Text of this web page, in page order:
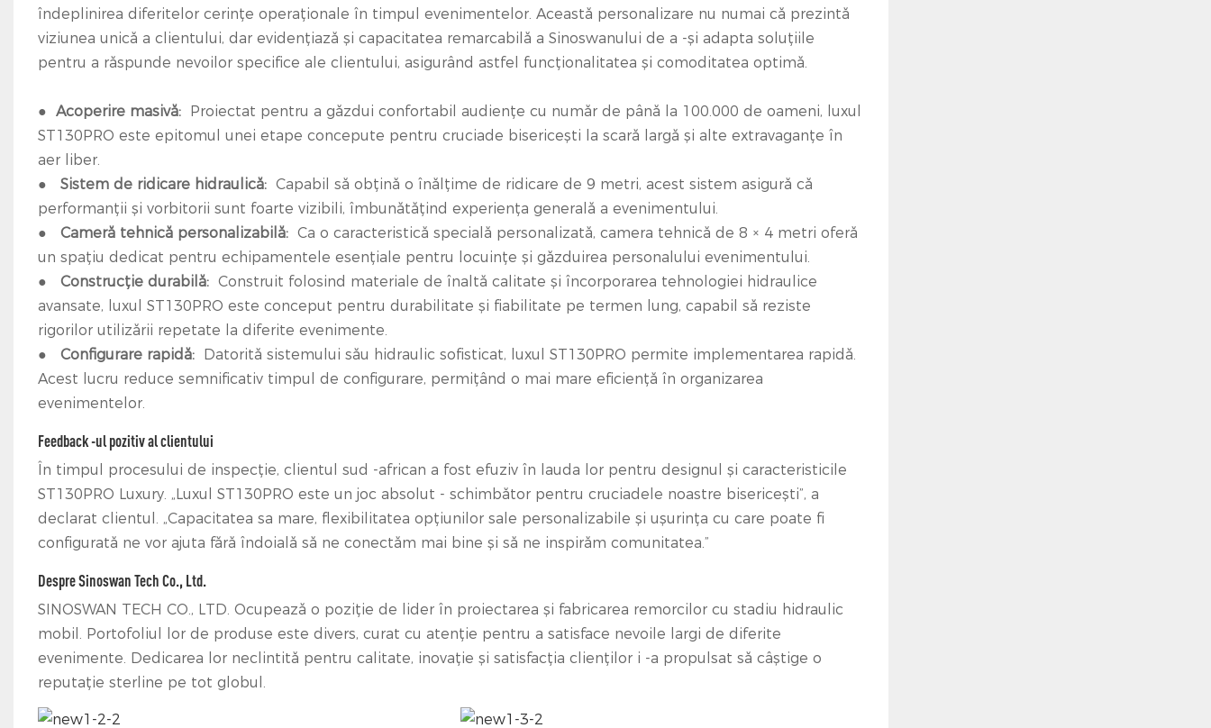
îndeplinirea diferitelor cerințe operaționale în timpul evenimentelor. Această personalizare nu numai că prezintă
viziunea unică a clientului, dar evidențiază și capacitatea remarcabilă a Sinoswanului de a -și adapta soluțiile
pentru a răspunde nevoilor specifice ale clientului, asigurând astfel funcționalitatea și comoditatea optimă.
● Acoperire masivă:
Proiectat pentru a găzdui confortabil audiențe cu număr de până la 100.000 de oameni, luxul
ST130PRO este epitomul unei etape concepute pentru cruciade bisericești la scară largă și alte extravaganțe în
aer liber.
●
Sistem de ridicare hidraulică: Capabil să obțină o înălțime de ridicare de 9 metri, acest sistem asigură că
performanții și vorbitorii sunt foarte vizibili, îmbunătățind experiența generală a evenimentului.
●
Cameră tehnică personalizabilă: Ca o caracteristică specială personalizată, camera tehnică de 8 × 4 metri oferă
un spațiu dedicat pentru echipamentele esențiale pentru locuințe și găzduirea personalului evenimentului.
●
Construcție durabilă: Construit folosind materiale de înaltă calitate și încorporarea tehnologiei hidraulice
avansate, luxul ST130PRO este conceput pentru durabilitate și fiabilitate pe termen lung, capabil să reziste
rigorilor utilizării repetate la diferite evenimente.
●
Configurare rapidă:
Datorită sistemului său hidraulic sofisticat, luxul ST130PRO permite implementarea rapidă.
Acest lucru reduce semnificativ timpul de configurare, permițând o mai mare eficiență în organizarea
evenimentelor.
Feedback -ul pozitiv al clientului
În timpul procesului de inspecție, clientul sud -african a fost efuziv în lauda lor pentru designul și caracteristicile
ST130PRO Luxury. „Luxul ST130PRO este un joc absolut - schimbător pentru cruciadele noastre bisericești”, a
declarat clientul. „Capacitatea sa mare, flexibilitatea opțiunilor sale personalizabile și ușurința cu care poate fi
configurată ne vor ajuta fără îndoială să ne conectăm mai bine și să ne inspirăm comunitatea.”
Despre Sinoswan Tech Co., Ltd.
SINOSWAN TECH CO., LTD. Ocupează o poziție de lider în proiectarea și fabricarea remorcilor cu stadiu hidraulic
mobil. Portofoliul lor de produse este divers, curat cu atenție pentru a satisface nevoile largi de diferite
evenimente. Dedicarea lor neclintită pentru calitate, inovație și satisfacția clienților i -a propulsat să câștige o
reputație sterline pe tot globul.